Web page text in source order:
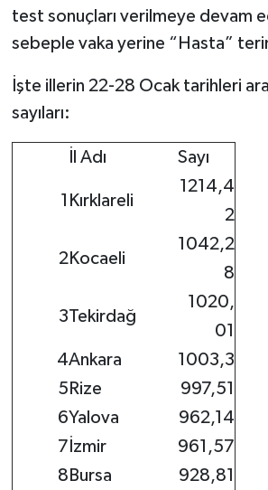
test sonuçları verilmeye devam
sebeple vaka yerine “Hasta”
İşte illerin 22-28 Ocak tarihleri
sayıları:
İl Adı Sayı
1 Kırklareli
1214,4
2
2Kocaeli
1042,2
8
3Tekirdağ
1020,
01
4Ankara
1003,3
5 Rize
997,51
6Yalova
962,14
7 İzmir
961,57
8 Bursa
928,81